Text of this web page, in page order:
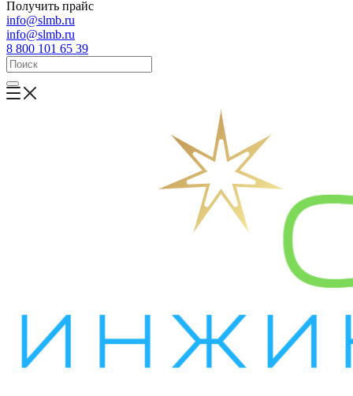
Получить прайс
info@slmb.ru
info@slmb.ru
8 800 101 65 39